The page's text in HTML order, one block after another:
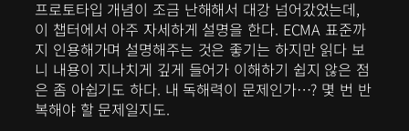
프로토타입 개념이 조금 난해해서 대강 넘어갔었는데,
이 챕터에서 아주 자세하게 설명을 한다. ECMA 표준까
지 인용해가며 설명해주는 것은 좋기는 하지만 읽다 보
니 내용이 지나치게 깊게 들어가 이해하기 쉽지 않은 점
은 좀 아쉽기도 하다. 내 독해력이 문제인가…? 몇 번 반
복해야 할 문제일지도.